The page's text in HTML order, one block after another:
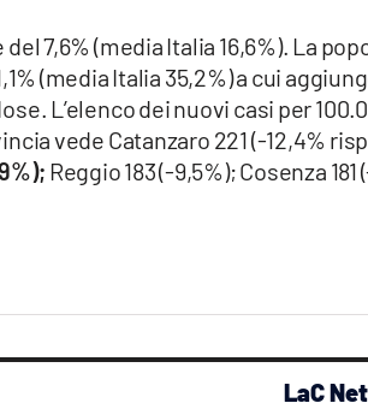
7,6% (media Italia 16,6%). La
(media Italia 35,2%) a cui
L’elenco dei nuovi casi per
vede Catanzaro 221 (-12,4%
Reggio 183 (-9,5%); Cosenza 181
LaC